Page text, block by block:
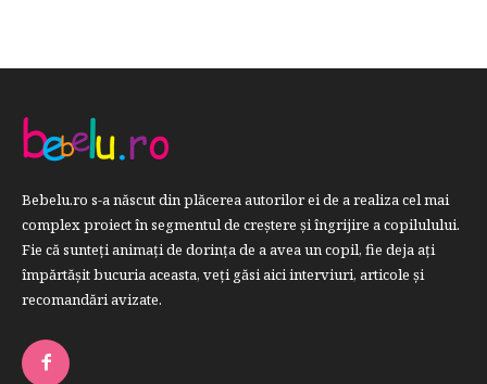
Bebelu.ro s-a născut din plăcerea autorilor ei de a realiza cel mai
complex proiect în segmentul de creştere şi îngrijire a copilulului.
Fie că sunteţi animaţi de dorinţa de a avea un copil, fie deja aţi
împărtăşit bucuria aceasta, veți găsi aici interviuri, articole şi
recomandări avizate.